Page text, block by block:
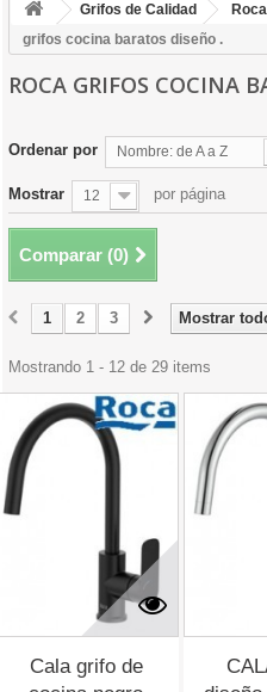
Grifos de Calidad
grifos cocina baratos diseño .
ROCA GRIFOS COCINA
Ordenar por Nombre: de A a Z
Mostrar 12 por página
Comparar (0)
Mostrar
1 2 3
Mostrando 1 - 12 de 29 items
Cala grifo de